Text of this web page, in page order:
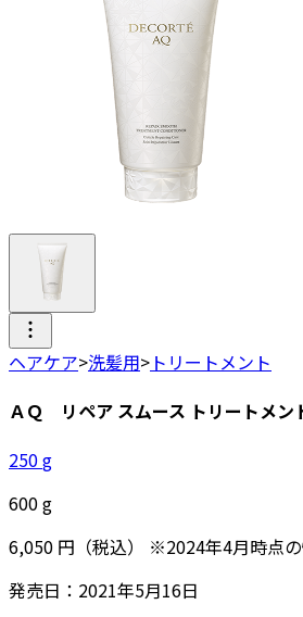
ヘアケア>洗髪用> トリートメント
ＡＱ リペア スムース トリートメン
250g
600g
6,050 円 （税込） ※2024年4月時点
発売日： 2021年5月16日